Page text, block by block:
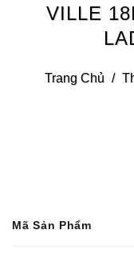
VILLE
Trang Chủ /
Mã Sản Phẩm